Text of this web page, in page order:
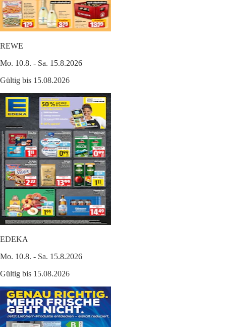
REWE
Mo. 10.8. - Sa. 15.8.2026
Gültig bis 15.08.2026
EDEKA
Mo. 10.8. - Sa. 15.8.2026
Gültig bis 15.08.2026